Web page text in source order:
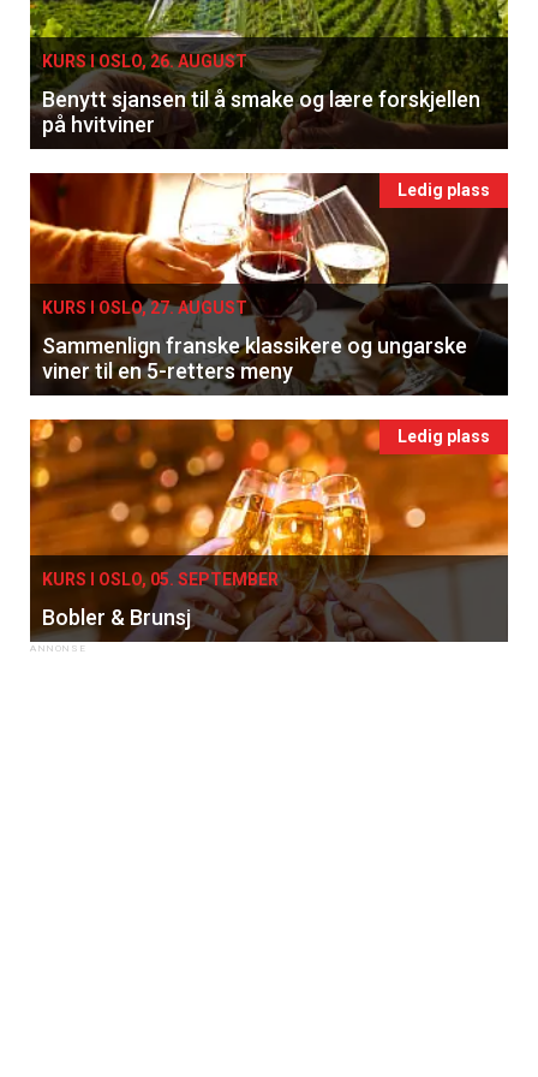
KURS I OSLO, 26. AUGUST
Benytt sjansen til å smake og lære forskjellen
på hvitviner
Ledig plass
KURS I OSLO, 27. AUGUST
Sammenlign franske klassikere og ungarske
viner til en 5-retters meny
Ledig plass
KURS I OSLO, 05. SEPTEMBER
Bobler & Brunsj